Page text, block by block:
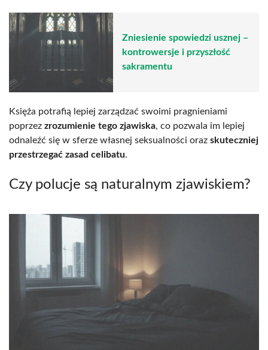
Zniesienie spowiedzi usznej –
kontrowersje i przyszłość
sakramentu
Księża potrafią lepiej zarządzać swoimi pragnieniami
poprzez zrozumienie tego zjawiska, co pozwala im lepiej
odnaleźć się w sferze własnej seksualności oraz skuteczniej
przestrzegać zasad celibatu.
Czy polucje są naturalnym zjawiskiem?